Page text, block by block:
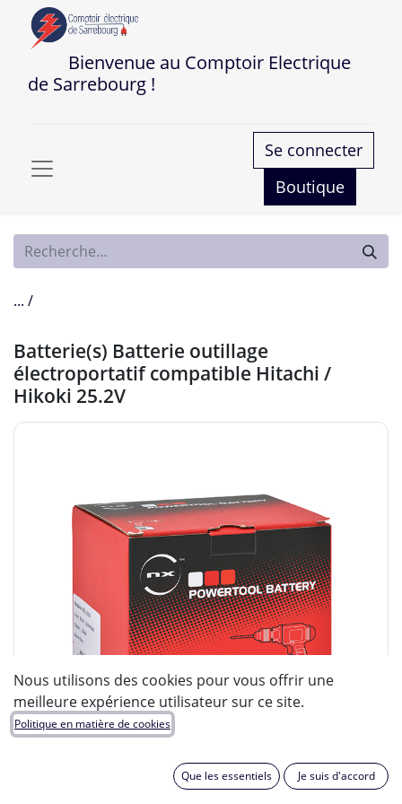
Bienvenue au Comptoir Electrique
de Sarrebourg !
Se connecter
Boutique
... /
Batterie(s) Batterie outillage
électroportatif compatible Hitachi /
Hikoki 25.2V
Nous utilisons des cookies pour vous offrir une
meilleure expérience utilisateur sur ce site.
Politique en matière de cookies
Que les essentiels Je suis d'accord